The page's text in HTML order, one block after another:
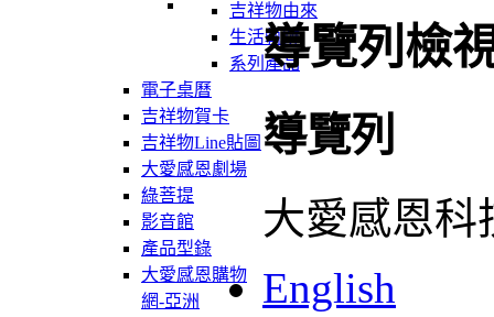
吉祥物由來
生活軌跡
系列產品
電子桌曆
吉祥物賀卡
吉祥物Line貼圖
大愛感恩劇場
綠菩提
影音館
產品型錄
大愛感恩購物
網-亞洲
導覽列檢
導覽列
大愛感恩科
English